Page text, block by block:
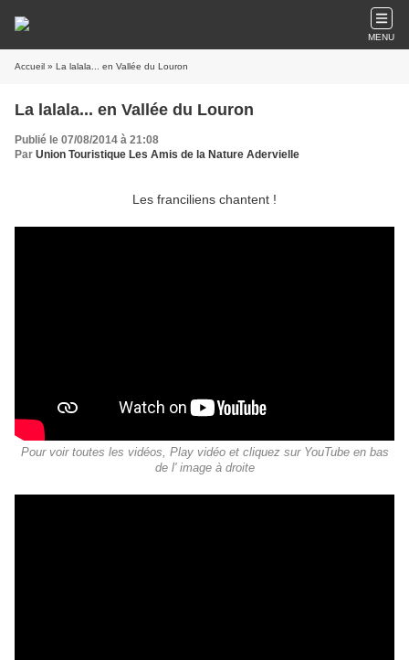
MENU
Accueil » La lalala... en Vallée du Louron
La lalala... en Vallée du Louron
Publié le 07/08/2014 à 21:08
Par Union Touristique Les Amis de la Nature Adervielle
Les franciliens chantent !
Pour voir toutes les vidéos, Play vidéo et cliquez sur YouTube en bas
de l' image à droite